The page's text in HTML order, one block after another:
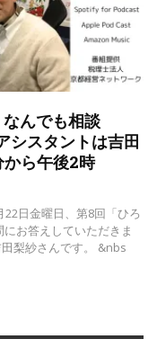
んでも相談
スタントは吉田
ら午後2時
22日金曜日、第8回「ひろ
お答えしていただきま
梨紗さんです。 &nbs